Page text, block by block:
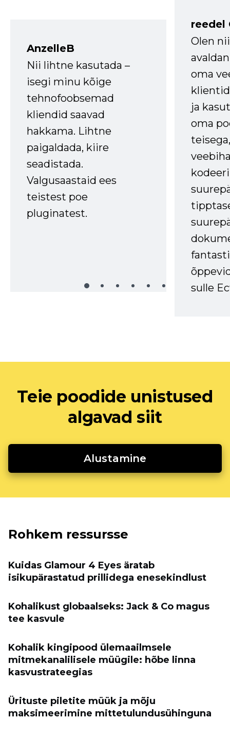
AnzelleB
Nii lihtne kasutada –
isegi minu kõige
tehnofoobsemad
kliendid saavad
hakkama. Lihtne
paigaldada, kiire
seadistada.
Valgusaastaid ees
teistest poe
pluginatest.
reedel
Olen
oma
ja
oma
sulle
Teie poodide unistused
algavad siit
Alustamine
Rohkem ressursse
Kuidas Glamour 4 Eyes äratab
isikupärastatud prillidega enesekindlust
Kohalikust globaalseks: Jack & Co magus
tee kasvule
Kohalik kingipood ülemaailmsele
mitmekanalilisele müügile: hõbe linna
kasvustrateegias
Ürituste piletite müük ja mõju
maksimeerimine mittetulundusühinguna